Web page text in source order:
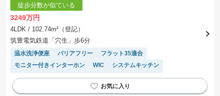
徒歩分数が似ている
3249万円
4LDK / 102.74m²（登記）
筑豊電気鉄道「穴生」歩6分
温水洗浄便座 バリアフリー
フラット35適合
モニター付きインターホン
WIC
システムキッチン
接面道路の幅が６m以上
対面キッチン 浴室乾燥機